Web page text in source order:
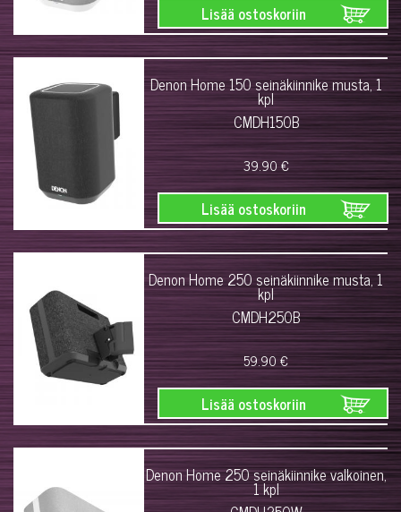
Lisää ostoskoriin
Denon Home 150 seinäkiinnike musta, 1
kpl
CMDH150B
39.90 €
Lisää ostoskoriin
Denon Home 250 seinäkiinnike musta, 1
kpl
CMDH250B
59.90 €
Lisää ostoskoriin
Denon Home 250 seinäkiinnike valkoinen,
1 kpl